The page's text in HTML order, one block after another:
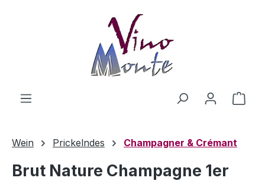
Wein Prickelndes Champagner & Crémant
Brut Nature Champagne 1er